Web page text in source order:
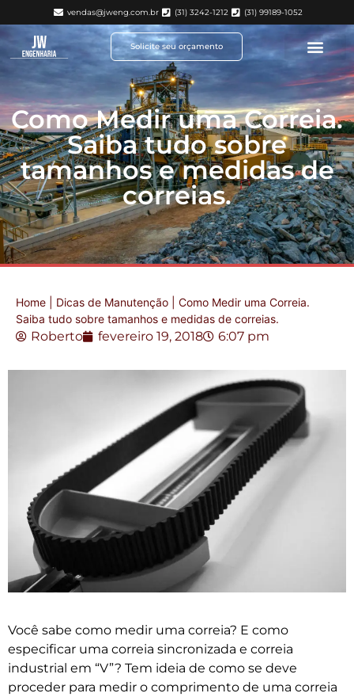
vendas@jweng.com.br (31) 3242-1212 (31) 99189-1052
Solicite seu orçamento
Como Medir uma Correia.
Saiba tudo sobre
tamanhos e medidas de
correias.
Home Dicas de Manutenção
Como Medir uma Correia.
Saiba tudo sobre tamanhos e medidas de correias.
Roberto fevereiro 19, 2018 6:07 pm
Você sabe como medir uma correia? E como
especificar uma correia sincronizada e correia
industrial em “V”? Tem ideia de como se deve
proceder para medir o comprimento de uma correia